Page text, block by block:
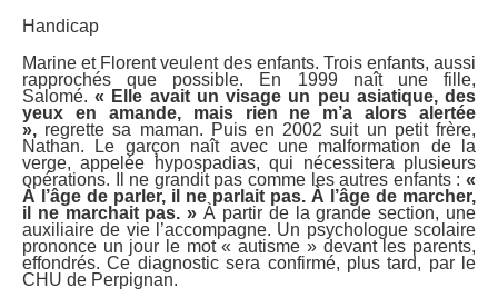
Handicap
Marine et Florent veulent des enfants. Trois enfants, aussi
rapprochés que possible. En 1999 naît une fille,
Salomé.« Elle avait un visage un peu asiatique, des
yeux en amande, mais rien ne m’a alors alertée
», regrette sa maman. Puis en 2002 suit un petit frère,
Nathan. Le garçon naît avec une malformation de la
verge, appelée hypospadias, qui nécessitera plusieurs
opérations. Il ne grandit pas comme les autres enfants : «
À l’âge de parler, il ne parlait pas. À l’âge de marcher,
il ne marchait pas. » À partir de la grande section, une
auxiliaire de vie l’accompagne. Un psychologue scolaire
prononce un jour le mot « autisme » devant les parents,
effondrés. Ce diagnostic sera confirmé, plus tard, par le
CHU de Perpignan.